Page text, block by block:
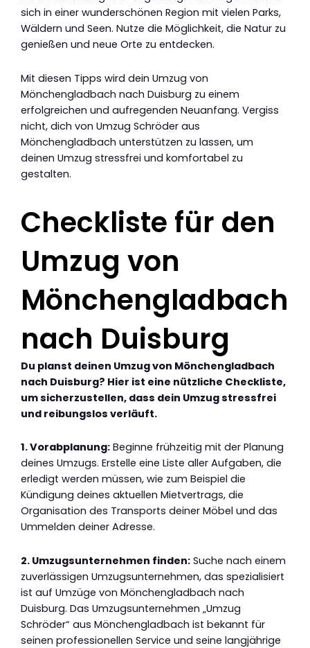
sich in einer wunderschönen Region mit vielen Parks,
Wäldern und Seen. Nutze die Möglichkeit, die Natur zu
genießen und neue Orte zu entdecken.
Mit diesen Tipps wird dein Umzug von
Mönchengladbach nach Duisburg zu einem
erfolgreichen und aufregenden Neuanfang. Vergiss
nicht, dich von Umzug Schröder aus
Mönchengladbach unterstützen zu lassen, um
deinen Umzug stressfrei und komfortabel zu
gestalten.
Checkliste für den
Umzug von
Mönchengladbach
nach Duisburg
Du planst deinen Umzug von Mönchengladbach
nach Duisburg? Hier ist eine nützliche Checkliste,
um sicherzustellen, dass dein Umzug stressfrei
und reibungslos verläuft.
1. Vorabplanung: Beginne frühzeitig mit der Planung
deines Umzugs. Erstelle eine Liste aller Aufgaben, die
erledigt werden müssen, wie zum Beispiel die
Kündigung deines aktuellen Mietvertrags, die
Organisation des Transports deiner Möbel und das
Ummelden deiner Adresse.
2. Umzugsunternehmen finden: Suche nach einem
zuverlässigen Umzugsunternehmen, das spezialisiert
ist auf Umzüge von Mönchengladbach nach
Duisburg. Das Umzugsunternehmen „Umzug
Schröder“ aus Mönchengladbach ist bekannt für
seinen professionellen Service und seine langjährige